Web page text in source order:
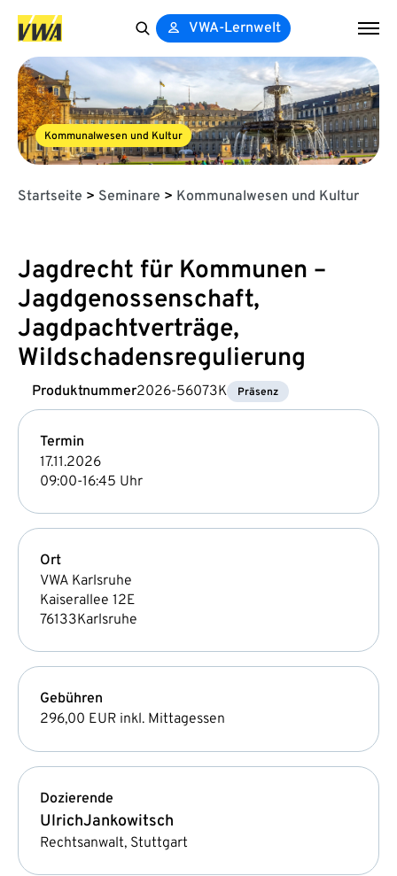
for:
VWA-Lernwelt
Kommunalwesen und Kultur
Startseite > Seminare > Kommunalwesen und Kultur
Jagdrecht für Kommunen –
Jagdgenossenschaft,
Jagdpachtverträge,
Wildschadensregulierung
Produktnummer2026-56073K Präsenz
Termin
17.11.2026
09:00-16:45 Uhr
Ort
VWA Karlsruhe
Kaiserallee 12E
76133Karlsruhe
Gebühren
296,00 EUR inkl. Mittagessen
Dozierende
UlrichJankowitsch
Rechtsanwalt, Stuttgart